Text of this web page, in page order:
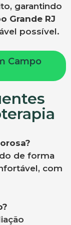
garantindo
Grande RJ
possível.
Campo
de forma
com